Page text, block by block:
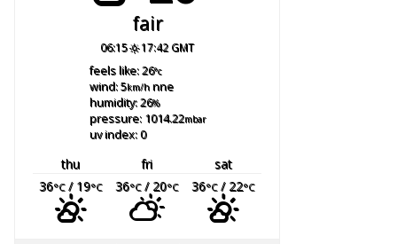
fair
06:15 17:42 GMT
feels like: 26°c
wind: 5km/hnne
humidity: 26%
pressure: 1014.22mbar
uv index: 0
thu fri
sat
36°C/ 19°C 36°C/ 20°C 36°C/ 22°C